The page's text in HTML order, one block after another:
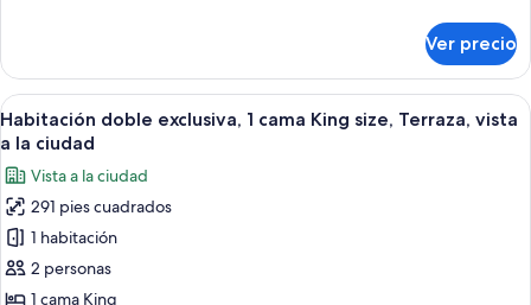
size,
balcón,
vista
a
la
ciudad
doble
superior,
1
cama
size,
balcón,
vista
la
Ver precio
Abrir
todas
las
fotos
de
Habitación
doble
exclusiva,
Una habitación de hotel moderna
5
Habitación doble exclusiva, 1 cama King size, Terraza, vista
a la ciudad
Vista a la ciudad
291 pies cuadrados
1 habitación
2 personas
1 cama King